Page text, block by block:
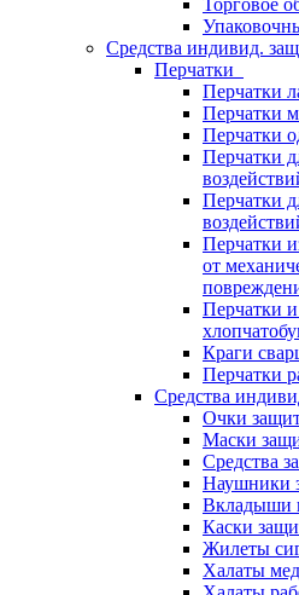
Торговое
Средства индивид.
Перчатки
Перчатки
Перчатки
Перчатки
Перчатки
Перчатки
Перчатки
от
Перчатки
Краги
Перчатки
Средства
Очки
Маски
Средства
Наушники
Вкладыши
Каски
Жилеты
Халаты